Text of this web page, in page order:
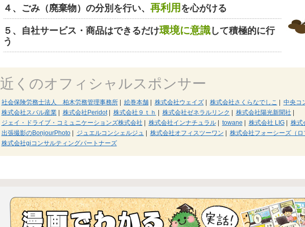
４、ごみ（廃棄物）の分別を行い、 再利用 を心がける
５、自社サービス・商品はできるだけ環境に意識して積極的に行
う
近くのオフィシャルスポンサー
社会保険労務士法人 柏木労務管理事務所| 絵巻本舗| 株式会社ウェイズ| 株式会社さくらなでしこ | 中央コ
株式会社スバル産業| 株式会社Peridot| 株式会社９ｔｈ | 株式会社ゼネラルリンク | 株式会社陽光新聞社 |
ジェイ・ドライブ・コミュニケーションズ株式会社 | 株式会社インナチュラル| towane | 株式会社 LIG| 株式
出張撮影のBonjourPhoto| ジュエルコンシェルジュ | 株式会社オフィスツーワン | 株式会社フォーシーズ（ロ
株式会社giコンサルティングパートナーズ